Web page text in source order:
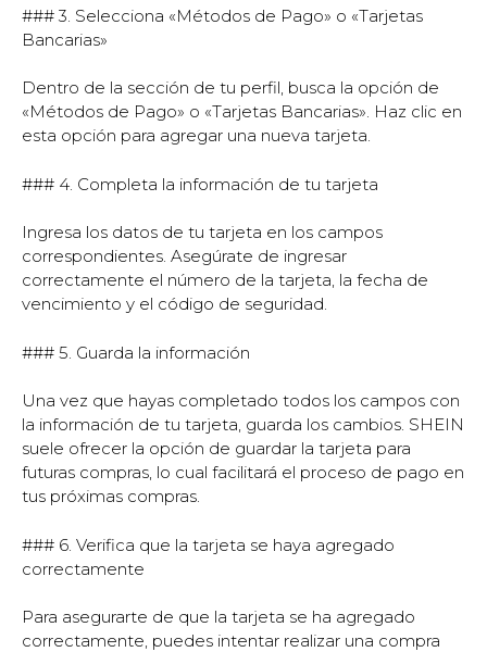
### 3. Selecciona «Métodos de Pago» o «Tarjetas
Bancarias»
Dentro de la sección de tu perfil, busca la opción de
«Métodos de Pago» o «Tarjetas Bancarias». Haz clic en
esta opción para agregar una nueva tarjeta.
### 4. Completa la información de tu tarjeta
Ingresa los datos de tu tarjeta en los campos
correspondientes. Asegúrate de ingresar
correctamente el número de la tarjeta, la fecha de
vencimiento y el código de seguridad.
### 5. Guarda la información
Una vez que hayas completado todos los campos con
la información de tu tarjeta, guarda los cambios. SHEIN
suele ofrecer la opción de guardar la tarjeta para
futuras compras, lo cual facilitará el proceso de pago en
tus próximas compras.
### 6. Verifica que la tarjeta se haya agregado
correctamente
Para asegurarte de que la tarjeta se ha agregado
correctamente, puedes intentar realizar una compra